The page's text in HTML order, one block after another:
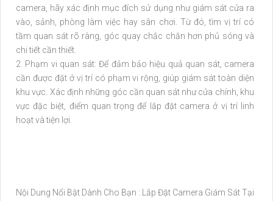
camera, hãy xác định mục đích sử dụng như giám sát cửa ra
vào, sảnh, phòng làm việc hay sân chơi. Từ đó, tìm vị trí có
tầm quan sát rõ ràng, góc quay chắc chắn hơn phủ sóng và
chi tiết cần thiết.
2. Phạm vi quan sát: Để đảm bảo hiệu quả quan sát, camera
cần được đặt ở vị trí có phạm vi rộng, giúp giám sát toàn diện
khu vực. Xác định những góc cần quan sát như cửa chính, khu
vực đặc biệt, điểm quan trọng để lắp đặt camera ở vị trí linh
hoạt và tiện lợi.
Nội Dung Nổi Bật Dành Cho Bạn : Lắp Đặt Camera Giám Sát Tại